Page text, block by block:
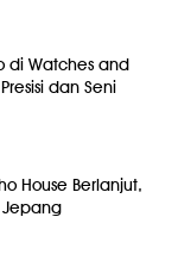
di Watches and
dan Seni
House Berlanjut,
Jepang